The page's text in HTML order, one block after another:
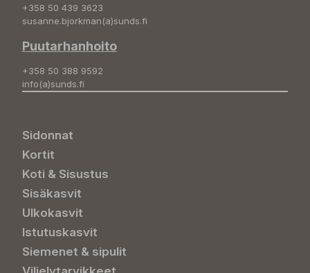
+358 50 439 3623
susanne.bjorkman(a)sunds.fi
Puutarhanhoito
+358 50 388 9592
info(a)sunds.fi
Sidonnat
Kortit
Koti & Sisustus
Sisäkasvit
Ulkokasvit
Istutuskasvit
Siemenet & sipulit